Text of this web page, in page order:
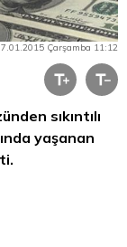
Çarşamba 11:12
sıkıntılı
yaşanan